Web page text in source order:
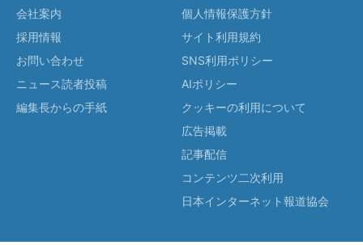
会社案内
採用情報
お問い合わせ
ニュース読者投稿
編集長からの手紙
個人情報保護方針
サイト利用規約
SNS利用ポリシー
AIポリシー
クッキーの利用について
広告掲載
記事配信
コンテンツ二次利用
日本インターネット報道協会